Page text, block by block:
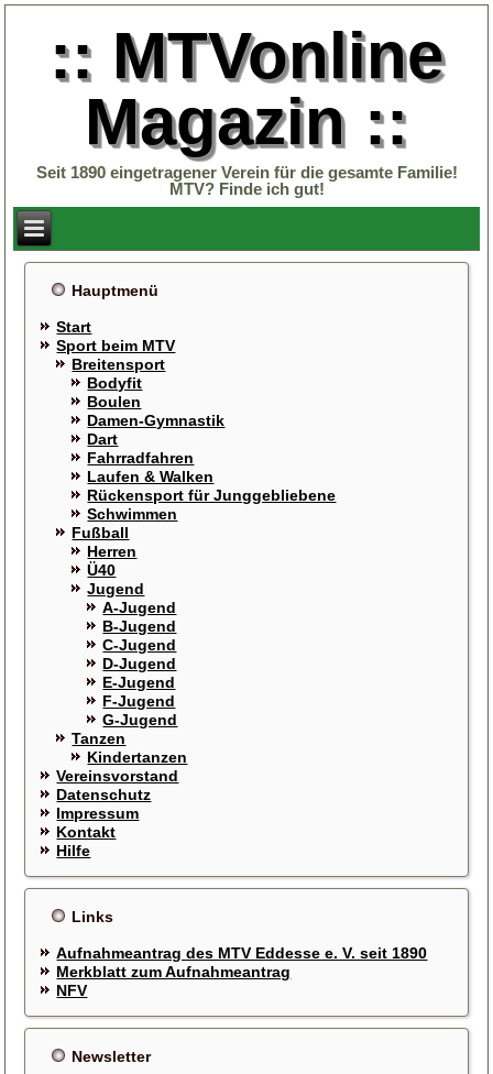
:: MTVonline
Magazin ::
Seit 1890 eingetragener Verein für die gesamte Familie!
MTV? Finde ich gut!
Hauptmenü
Start
Sport beim MTV
Breitensport
Bodyfit
Boulen
Damen-Gymnastik
Dart
Fahrradfahren
Laufen & Walken
Rückensport für Junggebliebene
Schwimmen
Fußball
Herren
Ü40
Jugend
A-Jugend
B-Jugend
C-Jugend
D-Jugend
E-Jugend
F-Jugend
G-Jugend
Tanzen
Kindertanzen
Vereinsvorstand
Datenschutz
Impressum
Kontakt
Hilfe
Links
Aufnahmeantrag des MTV Eddesse e. V. seit 1890
Merkblatt zum Aufnahmeantrag
NFV
Newsletter